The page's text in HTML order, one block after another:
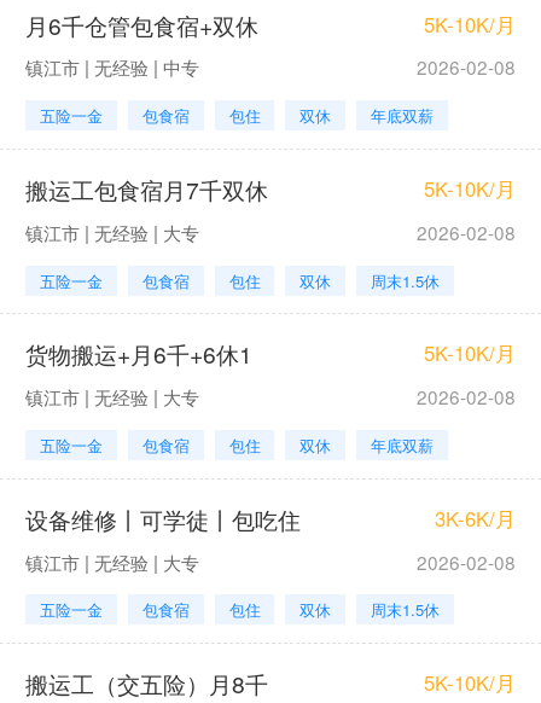
月6千仓管包食宿+双休 5K-10K/月
镇江市 | 无经验 | 中专 2026-02-08
五险一金 包食宿 包住 双休 年底双薪
搬运工包食宿月7千双休 5K-10K/月
镇江市 | 无经验 | 大专 2026-02-08
五险一金 包食宿 包住 双休 周末1.5休
货物搬运+月6千+6休1 5K-10K/月
镇江市 | 无经验 | 大专 2026-02-08
五险一金 包食宿 包住 双休 年底双薪
设备维修丨可学徒丨包吃住 3K-6K/月
镇江市 | 无经验 | 大专 2026-02-08
五险一金 包食宿 包住 双休 周末1.5休
搬运工（交五险）月8千 5K-10K/月